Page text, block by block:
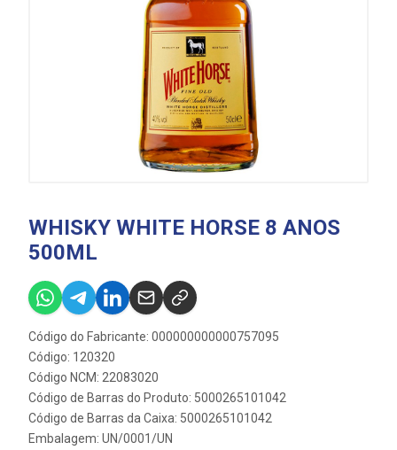
WHISKY WHITE HORSE 8 ANOS
500ML
Código do Fabricante: 000000000000757095
Código: 120320
Código NCM: 22083020
Código de Barras do Produto: 5000265101042
Código de Barras da Caixa: 5000265101042
Embalagem: UN/0001/UN